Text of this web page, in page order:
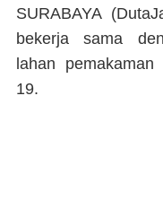
SURABAYA
bekerja sama
lahan
19.